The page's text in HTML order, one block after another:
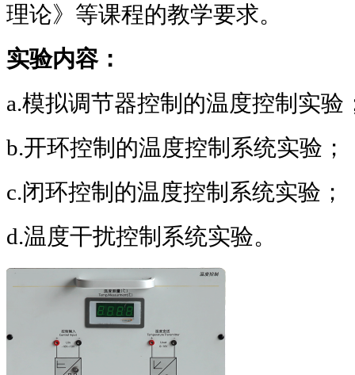
理论》等课程的教学要求。
实验内容：
a.模拟调节器控制的温度控制实验
b.开环控制的温度控制系统实验；
c.闭环控制的温度控制系统实验；
d.温度干扰控制系统实验。